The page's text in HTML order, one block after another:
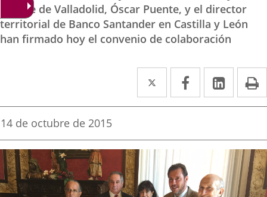
alcalde de Valladolid, Óscar Puente, y el director
territorial de Banco Santander en Castilla y León
han firmado hoy el convenio de colaboración
Twitter
Enlace
a
aplicación
externa.
Facebook
Enlace
a
aplicación
externa.
Enlace
a
Fecha
la
noticia
14 de octubre de 2015